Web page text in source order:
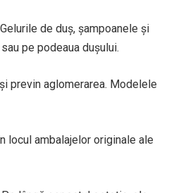
de duș, șampoanele și
pe podeaua dușului.
previn aglomerarea. Modelele
locul ambalajelor originale ale